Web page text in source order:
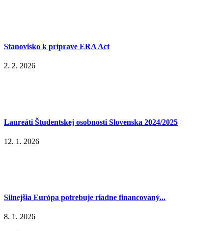
Stanovisko k príprave ERA Act
2. 2. 2026
Laureáti Študentskej osobnosti Slovenska 2024/2025
12. 1. 2026
Silnejšia Európa potrebuje riadne financovaný...
8. 1. 2026